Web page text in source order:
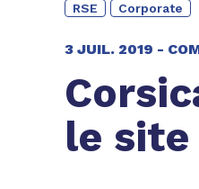
RSE Corporate
3 JUIL. 2019 -
le site